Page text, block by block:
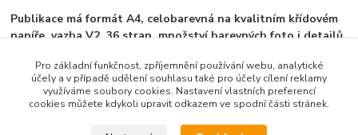
Publikace má formát A4, celobarevná na kvalitním křídovém
papíře, vazba V2, 36 stran, množství barevných foto i detailů
Zboží zařazeno v kategoriích
Pro základní funkčnost, zpříjemnění používání webu, analytické
účely a v případě udělení souhlasu také pro účely cílení reklamy
využíváme soubory cookies. Nastavení vlastních preferencí
cookies můžete kdykoli upravit odkazem ve spodní části stránek.